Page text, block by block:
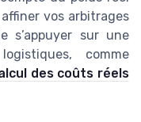
vos arbitrages
s’appuyer sur une
comme
des coûts réels